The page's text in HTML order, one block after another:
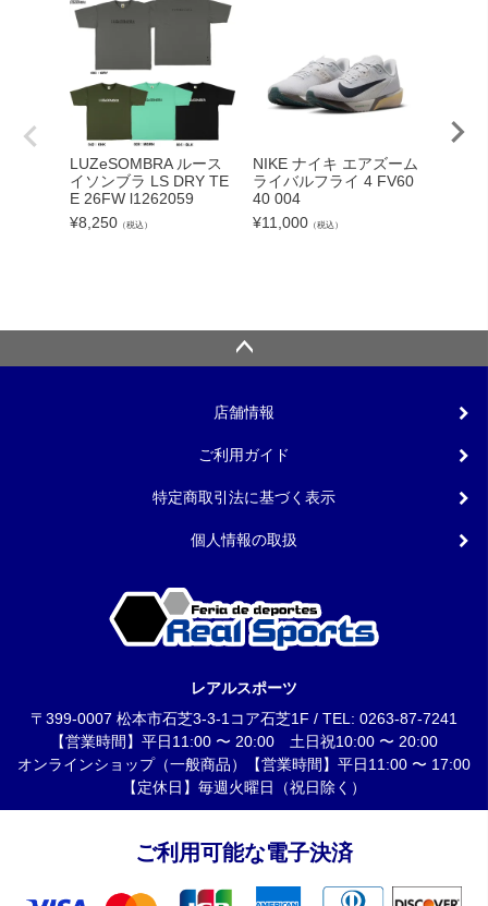
LUZeSOMBRA ルース
イソンブラ LS DRY TE
E 26FW l1262059
¥8,250 （税込）
NIKE ナイキ エアズーム
ライバルフライ 4 FV60
40 004
¥11,000 （税込）
店舗情報
ご利用ガイド
特定商取引法に基づく表示
個人情報の取扱
レアルスポーツ
〒399-0007 松本市石芝3-3-1コア石芝1F / TEL: 0263-87-7241
【営業時間】平日11:00 〜 20:00 土日祝10:00 〜 20:00
オンラインショップ（一般商品）【営業時間】平日11:00 〜 17:00
【定休日】毎週火曜日（祝日除く）
ご利用可能な電子決済